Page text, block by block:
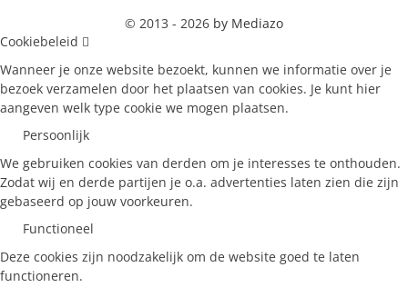
© 2013 - 2026 by Mediazo
Cookiebeleid
Wanneer je onze website bezoekt, kunnen we informatie over je
bezoek verzamelen door het plaatsen van cookies. Je kunt hier
aangeven welk type cookie we mogen plaatsen.
Persoonlijk
We gebruiken cookies van derden om je interesses te onthouden.
Zodat wij en derde partijen je o.a. advertenties laten zien die zijn
gebaseerd op jouw voorkeuren.
Functioneel
Deze cookies zijn noodzakelijk om de website goed te laten
functioneren.